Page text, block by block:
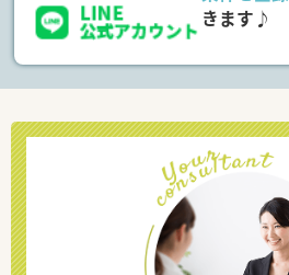
きます♪